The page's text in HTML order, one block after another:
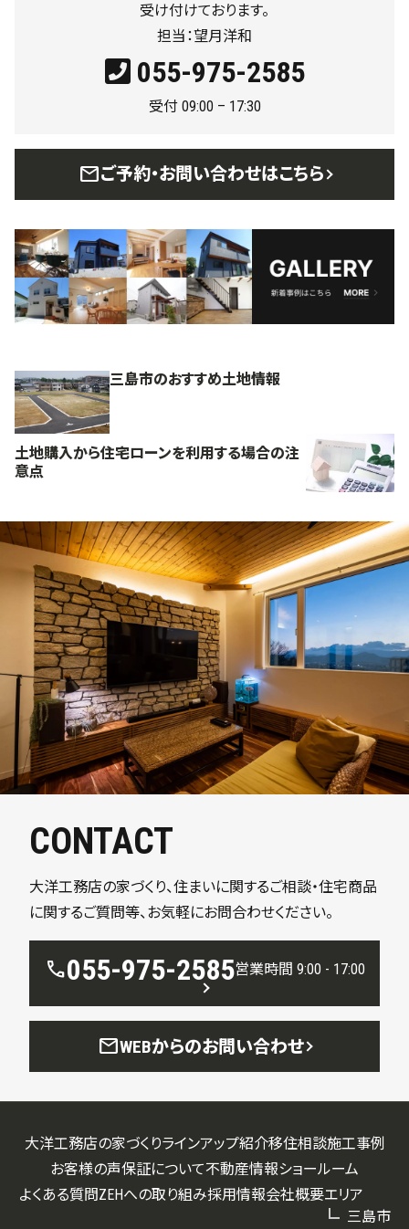
受け付けております。
担当：望月洋和
055-975-2585
受付 09:00 – 17:30
mailご予約・お問い合わせはこちら
三島市のおすすめ土地情報
土地購入から住宅ローンを利用する場合の注
意点
CONTACT
大洋工務店の家づくり、住まいに関するご相談・住宅商品
に関するご質問等、お気軽にお問合わせください。
call055-975-2585営業時間 9:00 - 17:00
mailWEBからのお問い合わせ
大洋工務店の家づくりラインアップ紹介移住相談施工事例
お客様の声保証について不動産情報ショールーム
よくある質問ZEHへの取り組み採用情報会社概要エリア
三島市